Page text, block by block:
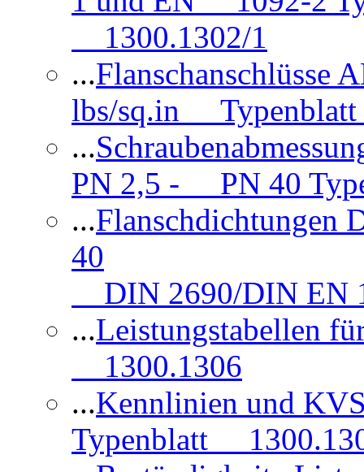
1300.1302/1
...
lbs/sq.in Typenblatt
...
PN 2,5 - PN 40
...
40
DIN 2690/DIN EN
...Leistungstabellen
1300.1306
...Kennlinien und
Typenblatt